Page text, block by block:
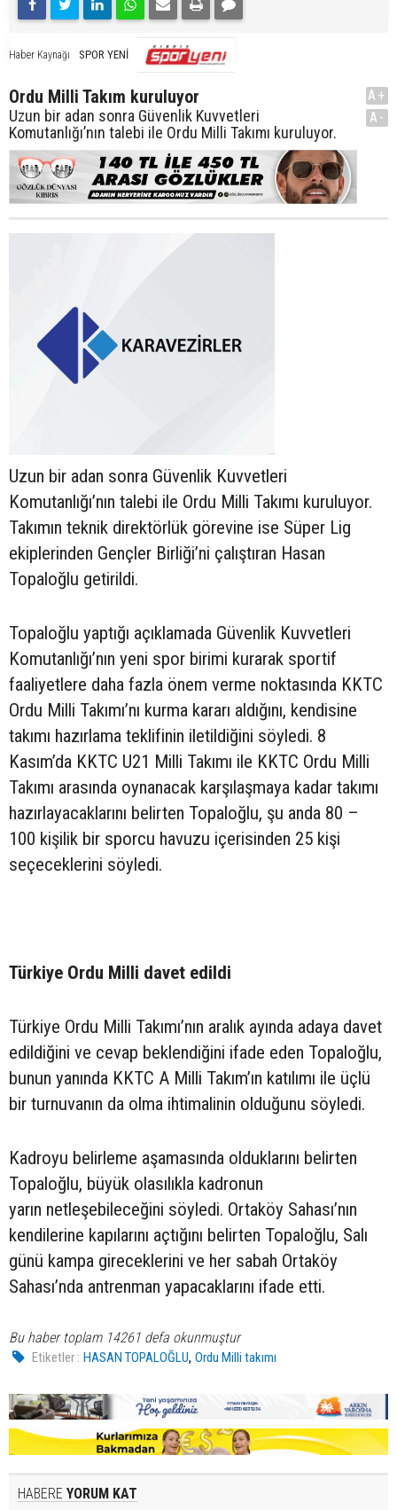
Haber Kaynağı SPOR YENİ
Ordu Milli Takım kuruluyor
Uzun bir adan sonra Güvenlik Kuvvetleri
Komutanlığı’nın talebi ile Ordu Milli Takımı kuruluyor.
A+
A-
Uzun bir adan sonra Güvenlik Kuvvetleri
Komutanlığı’nın talebi ile Ordu Milli Takımı kuruluyor.
Takımın teknik direktörlük görevine ise Süper Lig
ekiplerinden Gençler Birliği’ni çalıştıran Hasan
Topaloğlu getirildi.
Topaloğlu yaptığı açıklamada Güvenlik Kuvvetleri
Komutanlığı’nın yeni spor birimi kurarak sportif
faaliyetlere daha fazla önem verme noktasında KKTC
Ordu Milli Takımı’nı kurma kararı aldığını, kendisine
takımı hazırlama teklifinin iletildiğini söyledi. 8
Kasım’da KKTC U21 Milli Takımı ile KKTC Ordu Milli
Takımı arasında oynanacak karşılaşmaya kadar takımı
hazırlayacaklarını belirten Topaloğlu, şu anda 80 –
100 kişilik bir sporcu havuzu içerisinden 25 kişi
seçeceklerini söyledi.
Türkiye Ordu Milli davet edildi
Türkiye Ordu Milli Takımı’nın aralık ayında adaya davet
edildiğini ve cevap beklendiğini ifade eden Topaloğlu,
bunun yanında KKTC A Milli Takım’ın katılımı ile üçlü
bir turnuvanın da olma ihtimalinin olduğunu söyledi.
Kadroyu belirleme aşamasında olduklarını belirten
Topaloğlu, büyük olasılıkla kadronun
yarın netleşebileceğini söyledi. Ortaköy Sahası’nın
kendilerine kapılarını açtığını belirten Topaloğlu, Salı
günü kampa gireceklerini ve her sabah Ortaköy
Sahası’nda antrenman yapacaklarını ifade etti.
Bu haber toplam 14261 defa okunmuştur
Etiketler : HASAN TOPALOĞLU,Ordu Milli takımı
HABERE YORUM KAT